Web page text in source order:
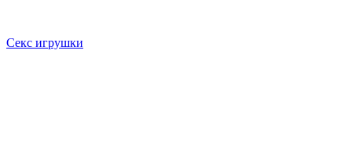
Секс игрушки